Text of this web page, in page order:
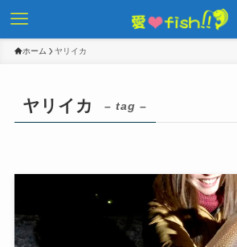
ホーム ヤリイカ
ヤリイカ – tag –